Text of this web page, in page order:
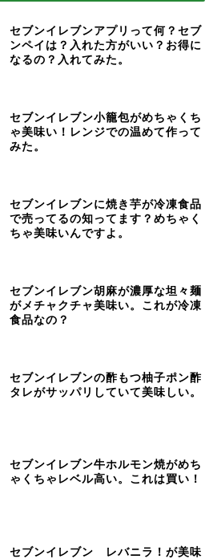
セブンイレブンアプリって何？セブ
ンペイは？入れた方がいい？お得に
なるの？入れてみた。
セブンイレブン小籠包がめちゃくち
ゃ美味い！レンジでの温めて作って
みた。
セブンイレブンに焼き芋が冷凍食品
で売ってるの知ってます？めちゃく
ちゃ美味いんですよ。
セブンイレブン胡麻が濃厚な坦々麺
がメチャクチャ美味い。これが冷凍
食品なの？
セブンイレブンの酢もつ柚子ポン酢
タレがサッパリしていて美味しい。
セブンイレブン牛ホルモン焼がめち
ゃくちゃレベル高い。これは買い！
セブンイレブン レバニラ！が美味